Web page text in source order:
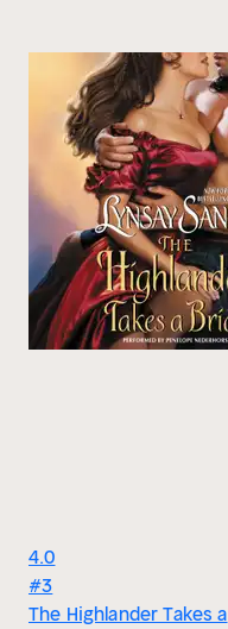
4.0
#3
The Highlander Takes a